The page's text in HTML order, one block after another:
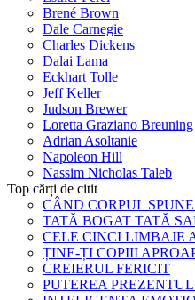
Brené Brown
Dale Carnegie
Charles Dickens
Dalai Lama
Eckhart Tolle
Jeff Keller
Judson Brewer
Loretta Graziano Breuning
Adrian Asoltanie
Napoleon Hill
Nassim Nicholas Taleb
Top cărți de citit
CÂND CORPUL
TATĂ BOGAT TATĂ
CELE CINCI LIMBAJE
ȚINE-ȚI COPIII
CREIERUL FERICIT
PUTEREA